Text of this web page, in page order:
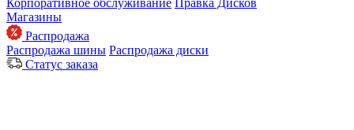
Корпоративное обслуживание Правка Дисков
Магазины
Распродажа
Распродажа шины Распродажа диски
Статус заказа